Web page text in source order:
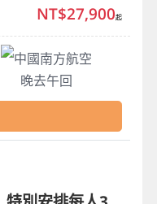
中國南方航空
晚去午回
NT$27,900起